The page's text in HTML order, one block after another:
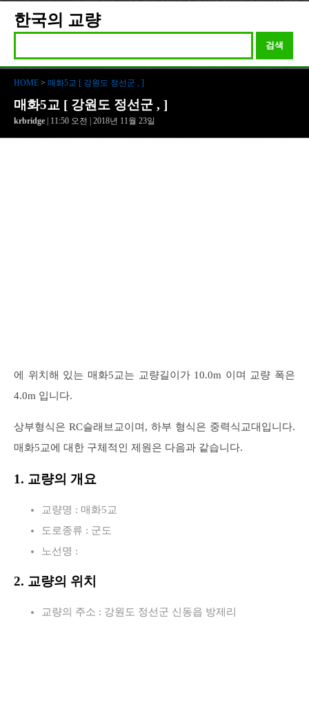
한국의 교량
검색
HOME > 매화5교 [ 강원도 정선군 , ]
매화5교 [ 강원도 정선군 , ]
krbridge | 11:50 오전 | 2018년 11월 23일
에 위치해 있는 매화5교는 교량길이가 10.0m 이며 교량 폭은
4.0m 입니다.
상부형식은 RC슬래브교이며, 하부 형식은 중력식교대입니다.
매화5교에 대한 구체적인 제원은 다음과 같습니다.
1. 교량의 개요
교량명 : 매화5교
도로종류 : 군도
노선명 :
2. 교량의 위치
교량의 주소 : 강원도 정선군 신동읍 방제리